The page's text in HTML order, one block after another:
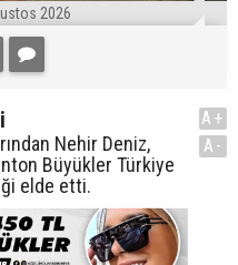
2026
Nehir Deniz,
Büyükler Türkiye
elde etti.
A+
A-